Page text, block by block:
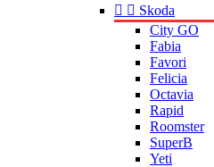
  Skoda
City GO
Fabia
Favori
Felicia
Octavia
Rapid
Roomster
SuperB
Yeti